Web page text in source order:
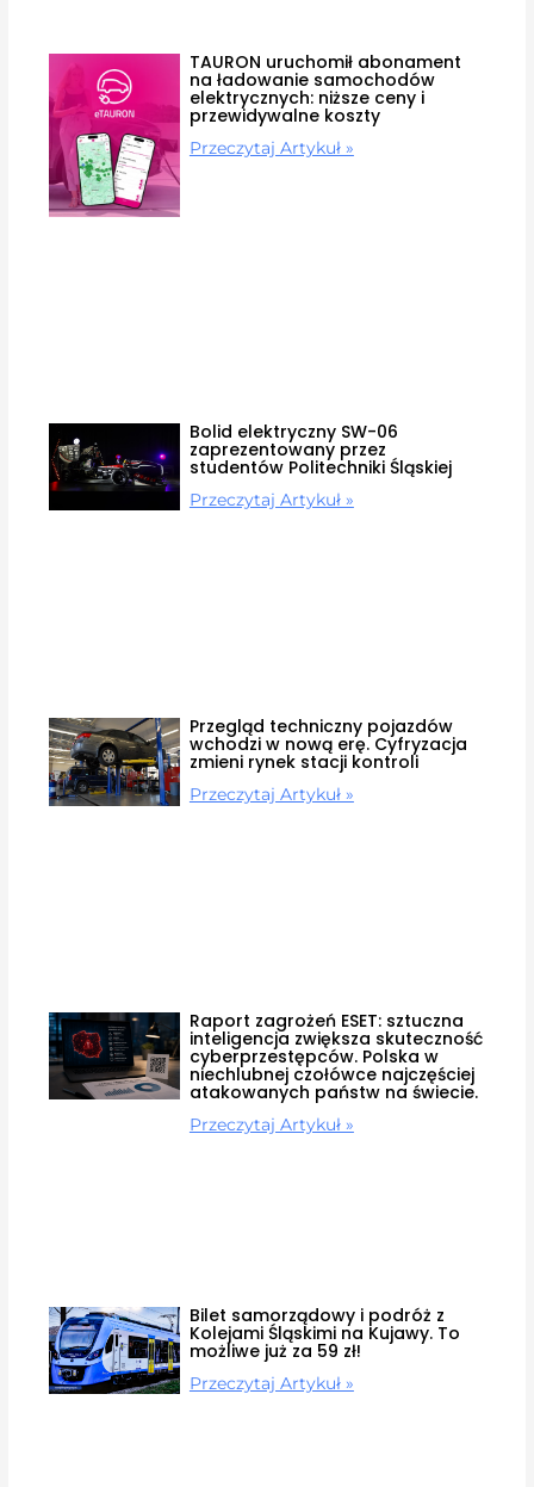
TAURON uruchomił abonament
na ładowanie samochodów
elektrycznych: niższe ceny i
przewidywalne koszty
Przeczytaj Artykuł »
Bolid elektryczny SW-06
zaprezentowany przez
studentów Politechniki Śląskiej
Przeczytaj Artykuł »
Przegląd techniczny pojazdów
wchodzi w nową erę. Cyfryzacja
zmieni rynek stacji kontroli
Przeczytaj Artykuł »
Raport zagrożeń ESET: sztuczna
inteligencja zwiększa skuteczność
cyberprzestępców. Polska w
niechlubnej czołówce najczęściej
atakowanych państw na świecie.
Przeczytaj Artykuł »
Bilet samorządowy i podróż z
Kolejami Śląskimi na Kujawy. To
możliwe już za 59 zł!
Przeczytaj Artykuł »